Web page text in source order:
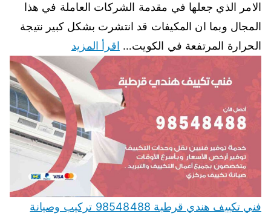
الامر الذي جعلها في مقدمة الشركات العاملة في هذا
المجال وبما ان المكيفات قد انتشرت بشكل كبير نتيجة
الحرارة المرتفعة في الكويت… اقرأ المزيد
فني تكييف هندي قرطبة 98548488 تركيب وصيانة